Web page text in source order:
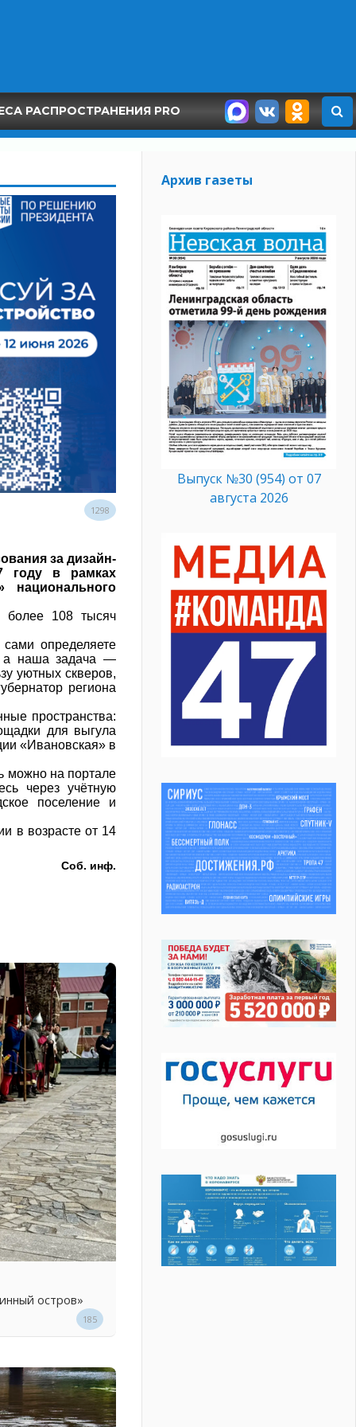
РАСПРОСТРАНЕНИЯ PRO
1298
за дизайн-
году в рамках
национального
более 108 тысяч
определяете
а наша задача —
уютных скверов,
региона
пространства:
для выгула
«Ивановская» в
можно на портале
через учётную
поселение и
в возрасте от 14
Соб. инф.
остров»
185
Архив газеты
Выпуск №30 (954) от 07
августа 2026